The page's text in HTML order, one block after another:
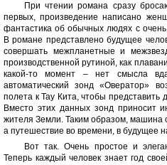
При чтении романа сразу
первых, произведение написано
фантастика об обычных людях с
В романе представлено будущее
совершать межпланетные и
производственной рутиной, как
какой-то момент – нет смысла
автоматический зонд «Овератор»
полета к Тау Кита, чтобы
Вместо этих данных зонд приносит
жителя Земли. Таким образом,
а путешествие во времени, в будущее
Вот так. Очень простое и
Теперь каждый человек знает год